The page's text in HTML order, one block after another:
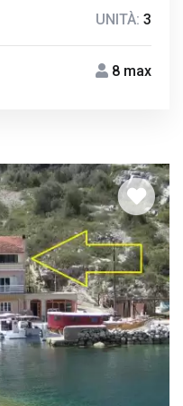
UNITÀ: 3
8 max